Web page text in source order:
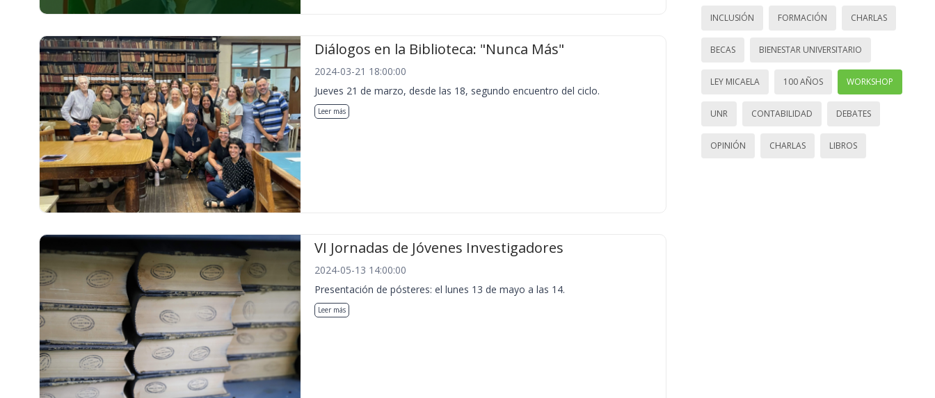
Diálogos en la Biblioteca: "Nunca Más"
2024-03-21 18:00:00
Jueves 21 de marzo, desde las 18, segundo encuentro del ciclo.
Leer más
VI Jornadas de Jóvenes Investigadores
2024-05-13 14:00:00
Presentación de pósteres: el lunes 13 de mayo a las 14.
Leer más
INCLUSIÓN FORMACIÓN CHARLAS
BECAS BIENESTAR UNIVERSITARIO
LEY MICAELA 100 AÑOS WORKSHOP
UNR CONTABILIDAD DEBATES
OPINIÓN CHARLAS LIBROS